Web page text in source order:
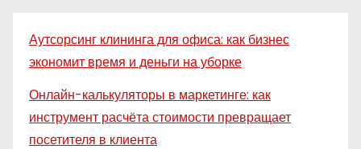
Аутсорсинг клининга для офиса: как бизнес
экономит время и деньги на уборке
Онлайн-калькуляторы в маркетинге: как
инструмент расчёта стоимости превращает
посетителя в клиента